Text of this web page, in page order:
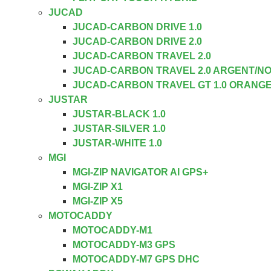
JUCAD
JUCAD-CARBON DRIVE 1.0
JUCAD-CARBON DRIVE 2.0
JUCAD-CARBON TRAVEL 2.0
JUCAD-CARBON TRAVEL 2.0 ARGENT/
JUCAD-CARBON TRAVEL GT 1.0
JUSTAR
JUSTAR-BLACK 1.0
JUSTAR-SILVER 1.0
JUSTAR-WHITE 1.0
MGI
MGI-ZIP NAVIGATOR AI GPS+
MGI-ZIP X1
MGI-ZIP X5
MOTOCADDY
MOTOCADDY-M1
MOTOCADDY-M3 GPS
MOTOCADDY-M7 GPS DHC